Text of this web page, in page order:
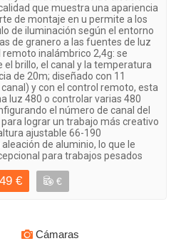
que muestra una apariencia
de montaje en u permite a los
de iluminación según el entorno
de granero a las fuentes de luz
inalámbrico 2,4g: se
brillo, el canal y la temperatura
de 20m; diseñado con 11
y con el control remoto, esta
luz 480 o controlar varias 480
el número de canal del
lograr un trabajo más creativo
ajustable 66-190
de aluminio, lo que le
para trabajos pesados
€ €
Cámaras